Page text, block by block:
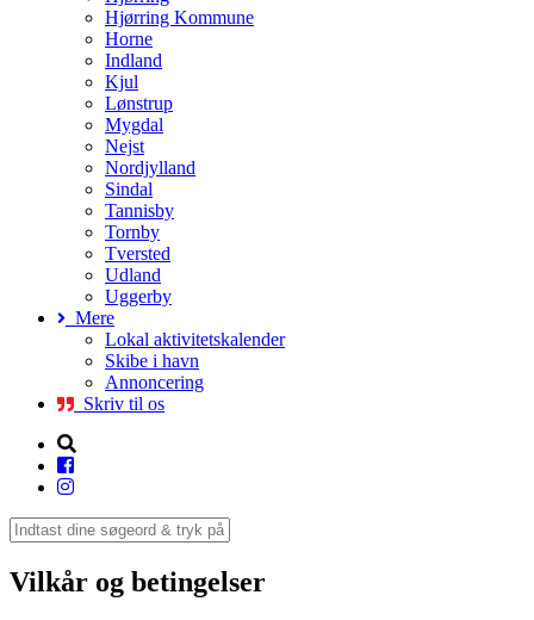
Hjørring Kommune
Horne
Indland
Kjul
Lønstrup
Mygdal
Nejst
Nordjylland
Sindal
Tannisby
Tornby
Tversted
Udland
Uggerby
Mere
Lokal aktivitetskalender
Skibe i havn
Annoncering
Skriv til os
Vilkår og betingelser